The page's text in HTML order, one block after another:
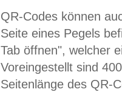
QR-Codes können
Seite eines Pegels
Tab öffnen", welcher
Voreingestellt sind
Seitenlänge des QR-